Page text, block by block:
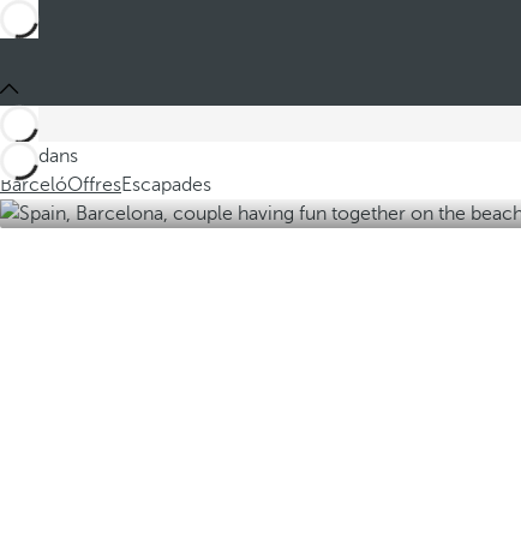
Ces dans
BarcelóOffresEscapades